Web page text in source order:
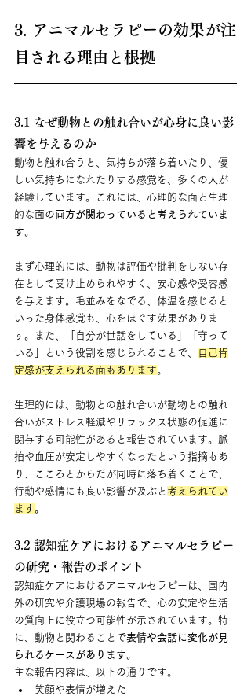
3. アニマルセラピーの効果が注
目される理由と根拠
3.1 なぜ動物との触れ合いが心身に良い影
響を与えるのか
動物と触れ合うと、気持ちが落ち着いたり、優
しい気持ちになれたりする感覚を、多くの人が
経験しています。これには、心理的な面と生理
的な面の両方が関わっていると考えられていま
す。
まず心理的には、動物は評価や批判をしない存
在として受け止められやすく、安心感や受容感
を与えます。毛並みをなでる、体温を感じると
いった身体感覚も、心をほぐす効果がありま
す。また、「自分が世話をしている」「守って
いる」という役割を感じられることで、
自己肯
定感が支えられる面もあります。
生理的には、動物との触れ合いが動物との触れ
合いがストレス軽減やリラックス状態の促進に
関与する可能性があると報告されています。脈
拍や血圧が安定しやすくなったという指摘もあ
り、こころとからだが同時に落ち着くことで、
行動や感情にも良い影響が及ぶと 考えられてい
ます。
3.2 認知症ケアにおけるアニマルセラピー
の研究・報告のポイント
認知症ケアにおけるアニマルセラピーは、国内
外の研究や介護現場の報告で、心の安定や生活
の質向上に役立つ可能性が示されています。特
に、動物と関わることで表情や会話に変化が見
られるケースがあります。
主な報告内容は、以下の通りです。
笑顔や表情が増えた